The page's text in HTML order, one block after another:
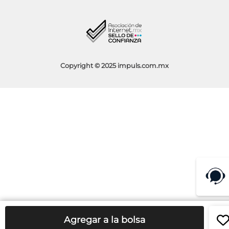
Agregar a la bolsa
Aviso de Privacidad
Copyright © 2025 impuls.com.mx